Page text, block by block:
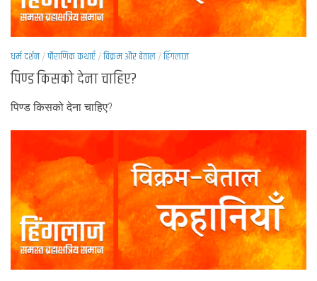
धर्म दर्शन/पौराणिक कथाएँ/विक्रम और बेताल/हिंगलाज
पिण्ड किसको देना चाहिए?
पिण्ड किसको देना चाहिए?